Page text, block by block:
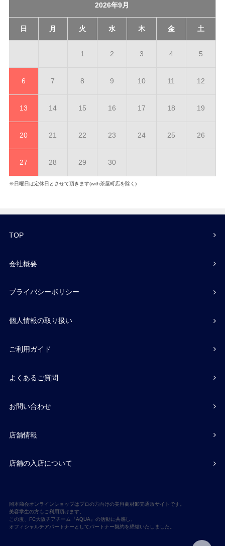
2026年9月
日 月 火 水 木 金 土
1 2 3 4 5
6 7 8 9 10 11 12
13 14 15 16 17 18 19
20 21 22 23 24 25 26
27 28 29 30
※日曜日は定休日とさせて頂きます(with茶屋町店を除く)
TOP
会社概要
プライバシーポリシー
個人情報の取り扱い
ご利用ガイド
よくあるご質問
お問い合わせ
店舗情報
店舗の入店について
岡本商会オンラインショップはプロの方向けの美容商材卸売通販サイトです。
美容学生の方もご利用頂けます。
この度、FC大阪チアチーム『AQUA』の活動に共感し、
オフィシャルチアパートナーとしてパートナー契約を締結いたしました。